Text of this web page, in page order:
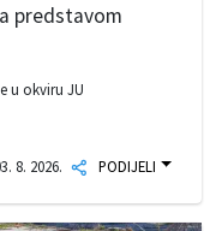
predstavom
u okviru JU
8. 2026. PODIJELI